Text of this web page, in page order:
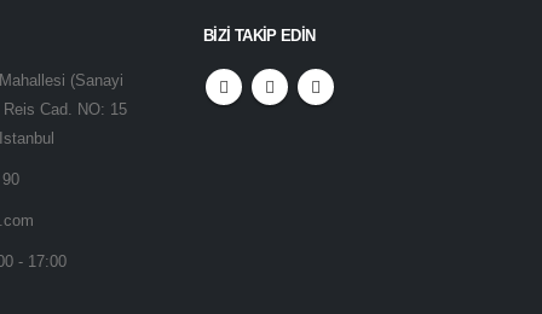
(Sanayi
Reis Cad. NO: 15
- 17:00
BİZİ TAKİP EDİN